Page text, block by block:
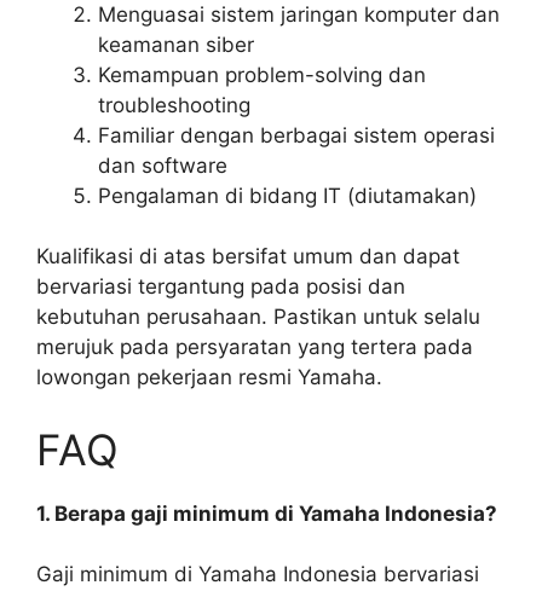
Menguasai sistem jaringan komputer dan
keamanan siber
Kemampuan problem-solving dan
troubleshooting
Familiar dengan berbagai sistem operasi
dan software
Pengalaman di bidang IT (diutamakan)
Kualifikasi di atas bersifat umum dan dapat
bervariasi tergantung pada posisi dan
kebutuhan perusahaan. Pastikan untuk selalu
merujuk pada persyaratan yang tertera pada
lowongan pekerjaan resmi Yamaha.
FAQ
1. Berapa gaji minimum di Yamaha Indonesia?
Gaji minimum di Yamaha Indonesia bervariasi